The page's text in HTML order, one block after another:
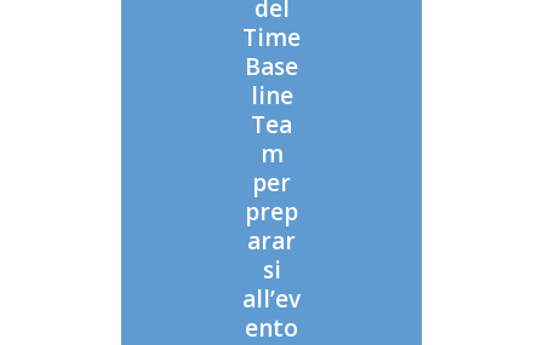
del
Time
Base
line
Tea
m
per
prep
arar
si
all’ev
ento